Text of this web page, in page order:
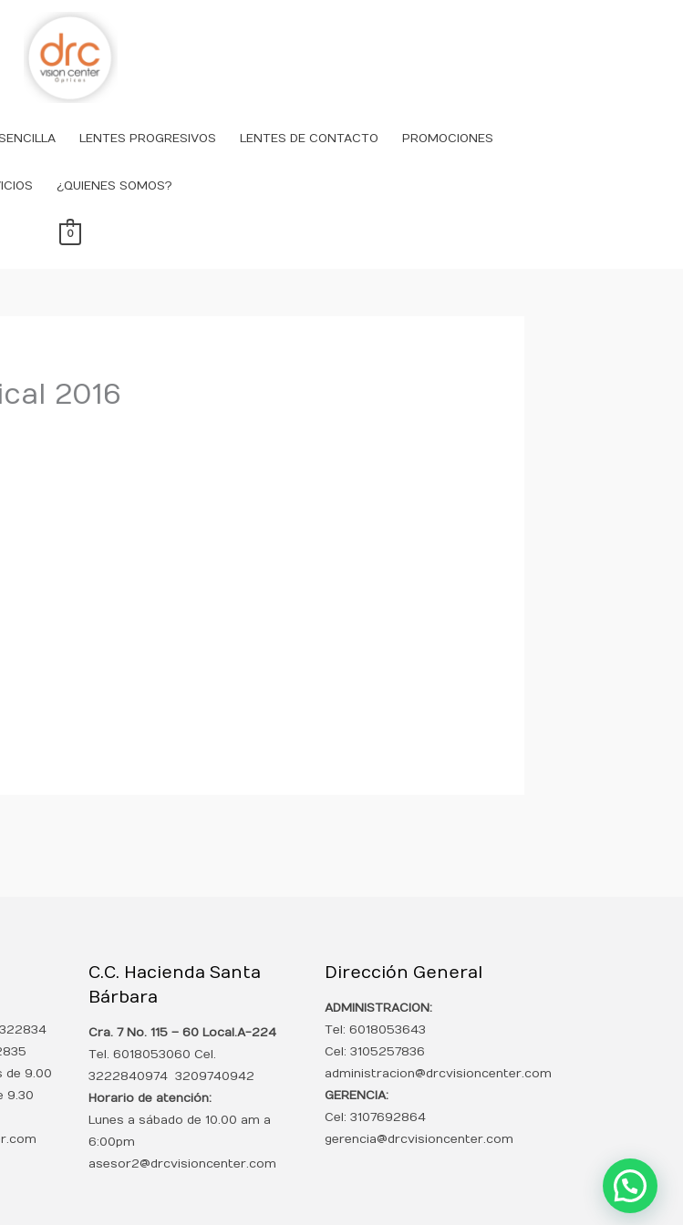
LENTES PROGRESIVOS LENTES DE CONTACTO PROMOCIONES
¿QUIENES SOMOS?
0
2016
de 9.00
9.30
C.C. Hacienda Santa
Bárbara
Cra. 7 No. 115 – 60 Local.A-224
Tel. 6018053060 Cel.
3222840974 3209740942
Horario de atención:
Lunes a sábado de 10.00 am a
6:00pm
asesor2@drcvisioncenter.com
Dirección General
ADMINISTRACION:
Tel: 6018053643
Cel: 3105257836
administracion@drcvisioncenter.com
GERENCIA:
Cel: 3107692864
gerencia@drcvisioncenter.com